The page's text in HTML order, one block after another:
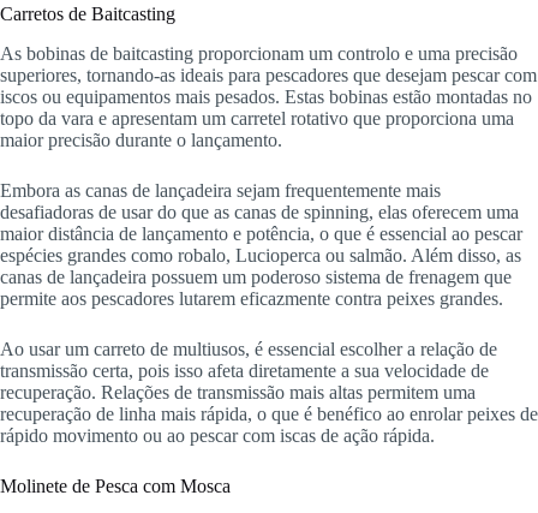
Carretos de Baitcasting
As bobinas de baitcasting proporcionam um controlo e uma precisão
superiores, tornando-as ideais para pescadores que desejam pescar com
iscos ou equipamentos mais pesados. Estas bobinas estão montadas no
topo da vara e apresentam um carretel rotativo que proporciona uma
maior precisão durante o lançamento.
Embora as canas de lançadeira sejam frequentemente mais
desafiadoras de usar do que as canas de spinning, elas oferecem uma
maior distância de lançamento e potência, o que é essencial ao pescar
espécies grandes como robalo, Lucioperca ou salmão. Além disso, as
canas de lançadeira possuem um poderoso sistema de frenagem que
permite aos pescadores lutarem eficazmente contra peixes grandes.
Ao usar um carreto de multiusos, é essencial escolher a relação de
transmissão certa, pois isso afeta diretamente a sua velocidade de
recuperação. Relações de transmissão mais altas permitem uma
recuperação de linha mais rápida, o que é benéfico ao enrolar peixes de
rápido movimento ou ao pescar com iscas de ação rápida.
Molinete de Pesca com Mosca